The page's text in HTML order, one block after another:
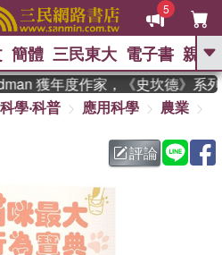
5
GO
熱搜： 東野圭吾 、 高希均教授回憶錄
暑期推薦 、 國際布克
方念華 、 台灣的李
數學女孩：黎曼猜想
大的迷走神經
簡體 三民東大 電子書 親子
獲年度作家，《史坎德》系列
科學‧科普 應用科學
農業
評論